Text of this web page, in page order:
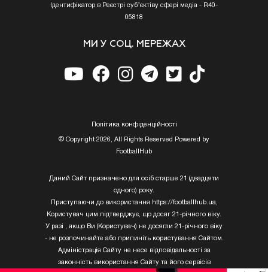
Ідентифікатор в Реєстрі суб’єктіву сфері медіа - R40-
05818
МИ У СОЦ. МЕРЕЖАХ
Полiтика конфiденцiйностi
© Copyright 2026, All Rights Reserved Powered by
FootballHub
Даний Сайт призначено для осіб старше 21 (двадцяти
одного) року.
Приступаючи до використання https://footballhub.ua,
Користувач цим підтверджує, що досяг 21-річного віку.
У разі , якщо Ви (Користувач) не досягли 21-річного віку
- не розпочинайте або припиніть користування Сайтом.
Адміністрація Сайту не несе відповідальності за
законність використання Сайту та його сервісів